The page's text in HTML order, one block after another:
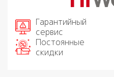
Гарантийный
сервис
Постоянные
скидки